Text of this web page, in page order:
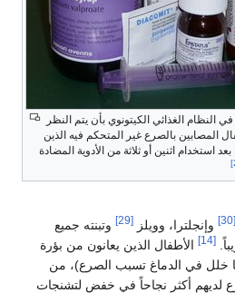
النظام الغذائي الكيتونوي بأن يتم النظر
المصابين بالصرع غير المتحكم فيه الذين
استخدام اثنين أو ثلاثة من الأدوية المضادة
[30] وإنجلترا، وويلز [29]
وتبنته جميع
[14]
الأطفال الذين يعانون من بؤرة
خلل في الدماغ تسبب الصرع)، من
لديهم أكثر نجاحاً في خفض لتشنجات